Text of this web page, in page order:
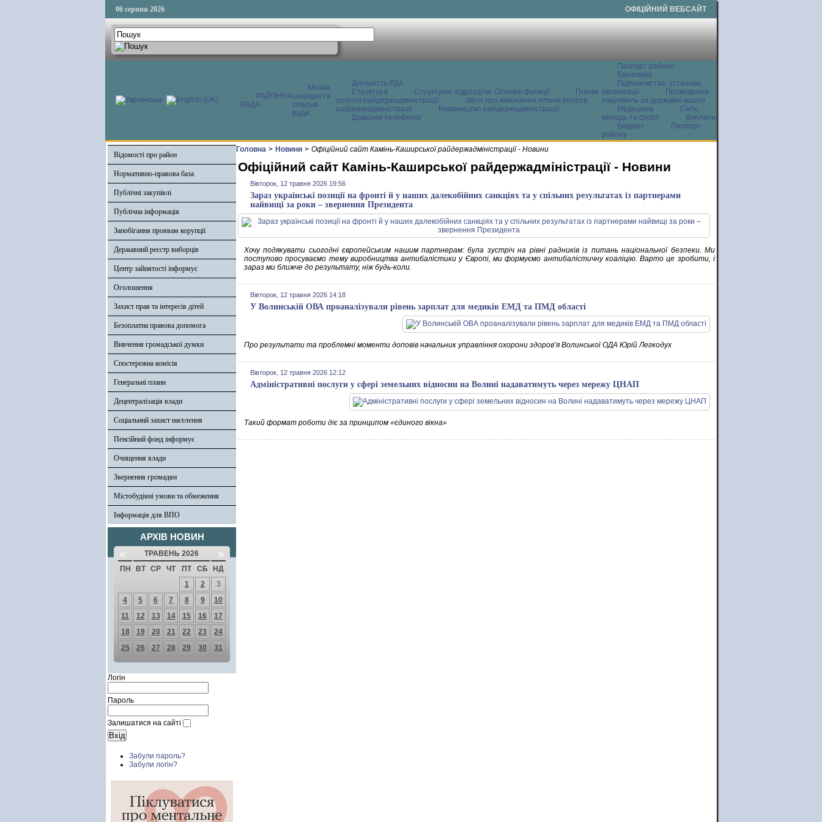
06 серпня 2026 ОФІЦІЙНИЙ ВЕБСАЙТ
РАЙОННА
РАДА
Міська,
селищні та
сільські
ради
Діяльність РДА
Структура
Структурні підрозділи. Основні функції
Плани
роботи райдержадміністрації
Звіти про виконання планів роботи
райдержадміністрації
Керівництво райдержадміністрації
Довідник телефонів
Паспорт району
Економіка
Підприємства, установи,
організації
Проведення
закупівель за державні кошти
Медицина
Сім'я,
молодь та спорт
Виплати
Бюджет
Паспорт
району
Відомості про район
Нормативно-правова база
Публічні закупівлі
Публічна інформація
Запобігання проявам корупції
Державний реєстр виборців
Центр зайнятості інформує
Оголошення
Захист прав та інтересів дітей
Безоплатна правова допомога
Вивчення громадської думки
Спостережна комісія
Генеральні плани
Децентралізація влади
Соціальний захист населення
Пенсійний фонд інформує
Очищення влади
Звернення громадян
Містобудівні умови та обмеження
Інформація для ВПО
АРХІВ НОВИН
« ТРАВЕНЬ 2026 »
ПН ВТ СР ЧТ ПТ СБ
НД
1
2
3
4
5 6 7 8 9
10
11
12 13 14 15 16
17
18
19 20 21 22 23
24
25
26 27 28 29 30 31
Логін
Пароль
Залишатися на сайті
Забули пароль?
Забули логін?
Головна > Новини > Офіційний сайт Камінь-Каширської райдержадміністрації - Новини
Офіційний сайт Камінь-Каширської райдержадміністрації - Новини
Вівторок, 12 травня 2026 19:56
Зараз українські позиції на фронті й у наших далекобійних санкціях та у спільних результатах із партнерами
найвищі за роки – звернення Президента
Хочу подякувати сьогодні європейським нашим партнерам: була зустріч на рівні радників із питань національної безпеки. Ми
поступово просуваємо тему виробництва антибалістики у Європі, ми формуємо антибалістичну коаліцію. Варто це зробити, і
зараз ми ближче до результату, ніж будь-коли.
Вівторок, 12 травня 2026 14:18
У Волинській ОВА проаналізували рівень зарплат для медиків ЕМД та ПМД області
Про результати та проблемні моменти доповів начальник управління охорони здоров’я Волинської ОДА Юрій Легкодух
Вівторок, 12 травня 2026 12:12
Адміністративні послуги у сфері земельних відносин на Волині надаватимуть через мережу ЦНАП
Такий формат роботи діє за принципом «єдиного вікна»